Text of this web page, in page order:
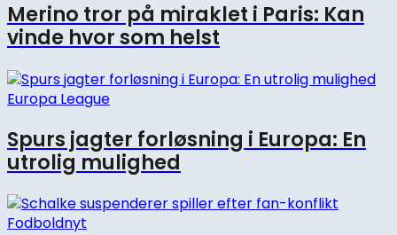
Merino tror på miraklet i Paris: Kan
vinde hvor som helst
Europa League
Spurs jagter forløsning i Europa: En
utrolig mulighed
Fodboldnyt